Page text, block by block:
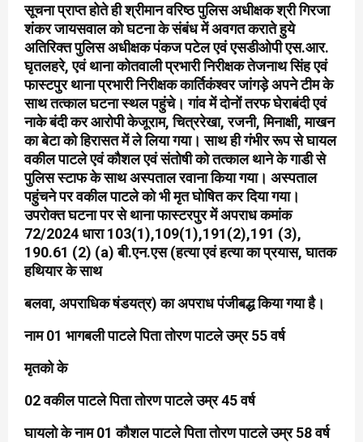
सूचना प्राप्त होते ही श्रीमान वरिष्ठ पुलिस अधीक्षक श्री गिरजा
शंकर जायसवाल को घटना के संबंध में अवगत कराते हुये
अतिरिक्त पुलिस अधीक्षक पंकज पटेल एवं एसडीओपी एस.आर.
घृतलहरे, एवं थाना कोतवाली प्रभारी निरीक्षक तेजनाथ सिंह एवं
फास्टपुर थाना प्रभारी निरीक्षक कार्तिकंश्वर जांगड़े अपने टीम के
साथ तत्काल घटना स्थल पहुंचे। गांव में दोनों तरफ घेराबंदी एवं
नाके बंदी कर आरोपी केजूराम, चित्ररेखा, रजनी, मिनाक्षी, माखन
का बेटा को हिरासत में ले लिया गया। साथ ही गंभीर रूप से घायल
वकील पाटले एवं कौशल एवं संतोषी को तत्काल थाने के गाडी से
पुलिस स्टाफ के साथ अस्पताल रवाना किया गया। अस्पताल
पहुंचने पर वकील पाटले को भी मृत घोषित कर दिया गया।
उपरोक्त घटना पर से थाना फास्टरपुर में अपराध कमांक
72/2024 धारा 103(1),109(1),191(2),191 (3),
190.61 (2) (a) बी.एन.एस (हत्या एवं हत्या का प्रयास, घातक
हथियार के साथ
बलवा, अपराधिक षंडयत्र) का अपराध पंजीबद्ध किया गया है।
नाम 01 भागबली पाटले पिता तोरण पाटले उम्र 55 वर्ष
मृतको के
02 वकील पाटले पिता तोरण पाटले उम्र 45 वर्ष
घायलो के नाम 01 कौशल पाटले पिता तोरण पाटले उम्र 58 वर्ष